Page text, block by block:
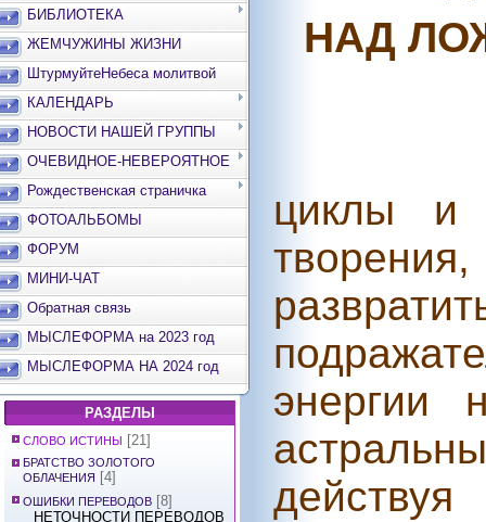
БИБЛИОТЕКА
ЖЕМЧУЖИНЫ ЖИЗНИ
ШтурмуйтеНебеса молитвой
КАЛЕНДАРЬ
НОВОСТИ НАШЕЙ ГРУППЫ
ОЧЕВИДНОЕ-НЕВЕРОЯТНОЕ
Рождественская страничка
ФОТОАЛЬБОМЫ
ФОРУМ
МИНИ-ЧАТ
Обратная связь
МЫСЛЕФОРМА на 2023 год
МЫСЛЕФОРМА НА 2024 год
РАЗДЕЛЫ
СЛОВО ИСТИНЫ [21]
БРАТСТВО ЗОЛОТОГО
ОБЛАЧЕНИЯ [4]
ОШИБКИ ПЕРЕВОДОВ [8]
НЕТОЧНОСТИ ПЕРЕВОДОВ
НАД
циклы и
энергии